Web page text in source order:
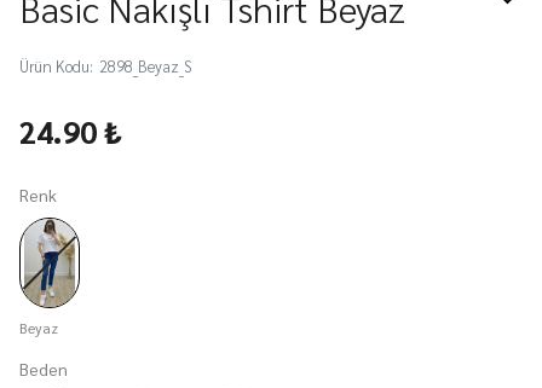
Ürün Kodu: 2898_Beyaz_S
24.90 ₺
Renk
Beyaz
Beden